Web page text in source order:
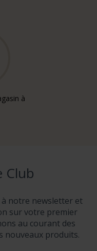
à
Club
notre newsletter et
sur votre premier
au courant des
nouveaux produits.